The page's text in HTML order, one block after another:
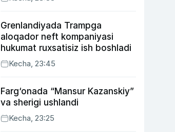
Grenlandiyada Trampga
aloqador neft kompaniyasi
hukumat ruxsatisiz ish boshladi
Kecha, 23:45
Farg‘onada “Mansur Kazanskiy”
va sherigi ushlandi
Kecha, 23:25